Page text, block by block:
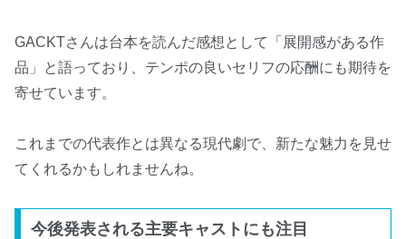
GACKTさんは台本を読んだ感想として「展開感がある作
品」と語っており、テンポの良いセリフの応酬にも期待を
寄せています。
これまでの代表作とは異なる現代劇で、新たな魅力を見せ
てくれるかもしれませんね。
今後発表される主要キャストにも注目